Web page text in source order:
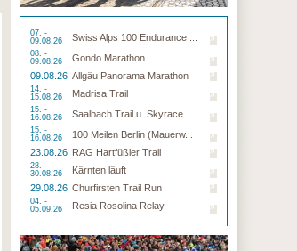
07. -
09.08.26
Swiss Alps 100 Endurance ...
08. -
09.08.26
Gondo Marathon
09.08.26 Allgäu Panorama Marathon
14. -
15.08.26
Madrisa Trail
15. -
16.08.26
Saalbach Trail u. Skyrace
15. -
16.08.26
100 Meilen Berlin (Mauerw...
23.08.26 RAG Hartfüßler Trail
28. -
30.08.26
Kärnten läuft
29.08.26 Churfirsten Trail Run
04. -
05.09.26
Resia Rosolina Relay